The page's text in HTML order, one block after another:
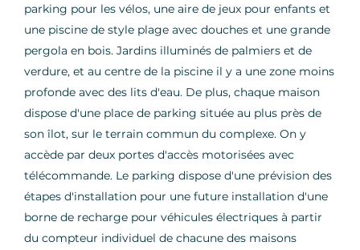
parking pour les vélos, une aire de jeux pour enfants et
une piscine de style plage avec douches et une grande
pergola en bois. Jardins illuminés de palmiers et de
verdure, et au centre de la piscine il y a une zone moins
profonde avec des lits d'eau. De plus, chaque maison
dispose d'une place de parking située au plus près de
son îlot, sur le terrain commun du complexe. On y
accède par deux portes d'accès motorisées avec
télécommande. Le parking dispose d'une prévision des
étapes d'installation pour une future installation d'une
borne de recharge pour véhicules électriques à partir
du compteur individuel de chacune des maisons